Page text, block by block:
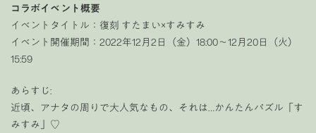
コラボイベント概要
イベントタイトル：復刻 すたまい×すみすみ
イベント開催期間：2022年12月2日（金）18:00〜12月20日（火）
15:59
あらすじ:
近頃、アナタの周りで大人気なもの、それは…かんたんパズル「す
みすみ」♡